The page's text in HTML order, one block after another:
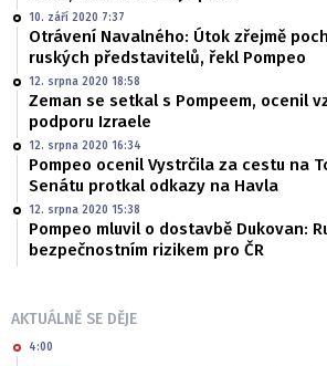
10. září 2020 7:37
Otrávení Navalného: Útok zřejmě
ruských představitelů, řekl Pompeo
12. srpna 2020 18:58
Zeman se setkal s Pompeem, ocenil
podporu Izraele
12. srpna 2020 16:34
Pompeo ocenil Vystrčila za cestu na
Senátu protkal odkazy na Havla
12. srpna 2020 15:38
Pompeo mluvil o dostavbě Dukovan:
bezpečnostním rizikem pro ČR
AKTUÁLNĚ SE DĚJE
4:00